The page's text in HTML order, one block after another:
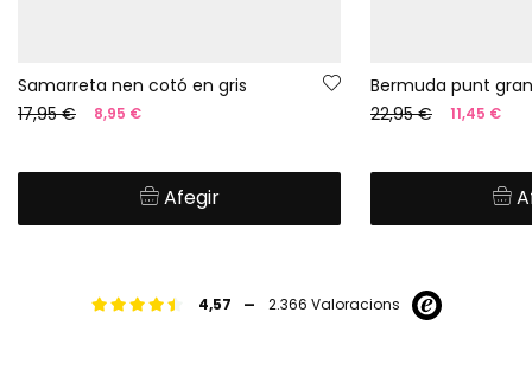
Samarreta nen cotó en gris
17,95 €
8,95 €
Afegir
Bermuda punt
22,95 €
11,45 €
4,57 - 2.366 Valoracions